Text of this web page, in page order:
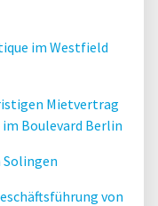
im Westfield
Mietvertrag
Boulevard Berlin
Solingen
von